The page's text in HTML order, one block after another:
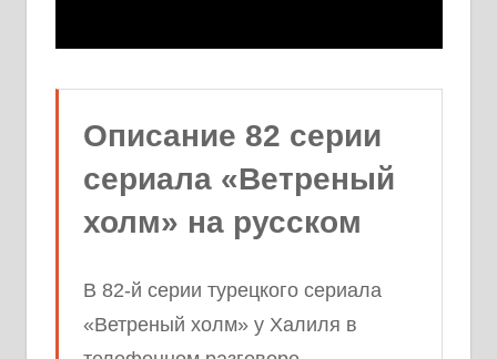
Описание 82 серии
сериала «Ветреный
холм» на русском
В 82-й серии турецкого сериала
«Ветреный холм» у Халиля в